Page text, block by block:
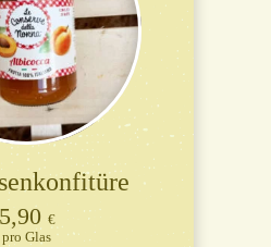
5,90 €
Glas